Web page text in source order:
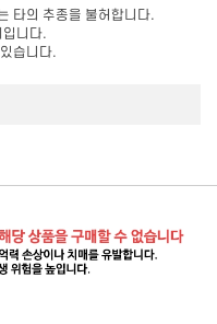
타의 추종을 불허합니다.
입니다.
습니다.